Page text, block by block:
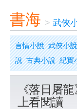
書海 > 武俠
言情小說 武俠小說
說 古典小說 紀實
《落日屠
上看閱讀